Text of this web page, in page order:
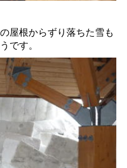
屋根からずり落ちた雪も
です。